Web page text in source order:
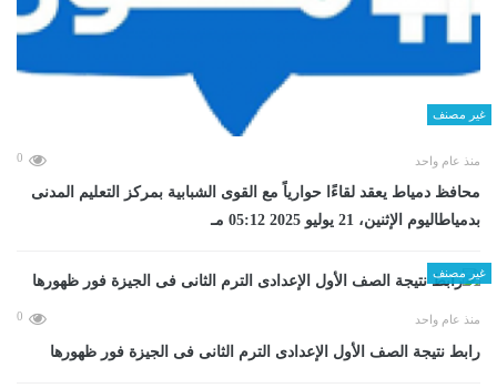
غير مصنف
منذ عام واحد 0
محافظ دمياط يعقد لقاءًا حوارياً مع القوى الشبابية بمركز التعليم المدنى
بدمياطاليوم الإثنين، 21 يوليو 2025 05:12 مـ
غير مصنف
منذ عام واحد 0
رابط نتيجة الصف الأول الإعدادى الترم الثانى فى الجيزة فور ظهورها